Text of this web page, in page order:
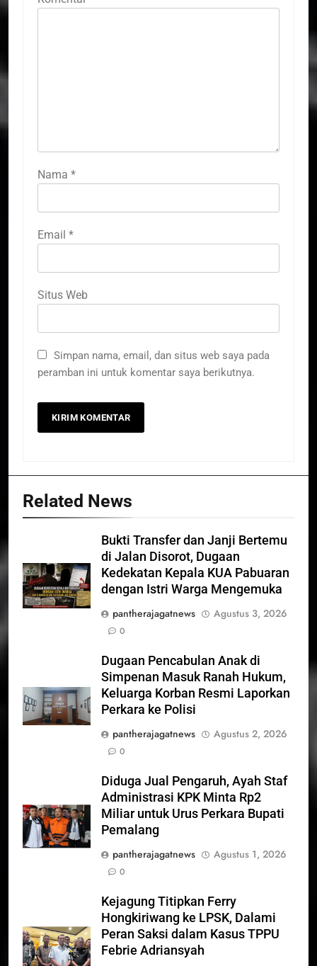
Nama *
Email *
Situs Web
Simpan nama, email, dan situs web saya pada
peramban ini untuk komentar saya berikutnya.
Related News
Bukti Transfer dan Janji Bertemu
di Jalan Disorot, Dugaan
Kedekatan Kepala KUA Pabuaran
dengan Istri Warga Mengemuka
pantherajagatnews
Agustus 3, 2026
0
Dugaan Pencabulan Anak di
Simpenan Masuk Ranah Hukum,
Keluarga Korban Resmi Laporkan
Perkara ke Polisi
pantherajagatnews
Agustus 2, 2026
0
Diduga Jual Pengaruh, Ayah Staf
Administrasi KPK Minta Rp2
Miliar untuk Urus Perkara Bupati
Pemalang
pantherajagatnews
Agustus 1, 2026
0
Kejagung Titipkan Ferry
Hongkiriwang ke LPSK, Dalami
Peran Saksi dalam Kasus TPPU
Febrie Adriansyah